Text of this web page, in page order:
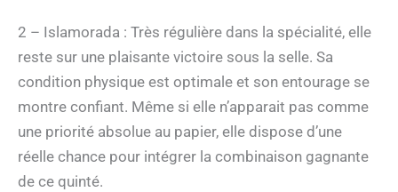
2 – Islamorada : Très régulière dans la spécialité, elle
reste sur une plaisante victoire sous la selle. Sa
condition physique est optimale et son entourage se
montre confiant. Même si elle n’apparait pas comme
une priorité absolue au papier, elle dispose d’une
réelle chance pour intégrer la combinaison gagnante
de ce quinté.